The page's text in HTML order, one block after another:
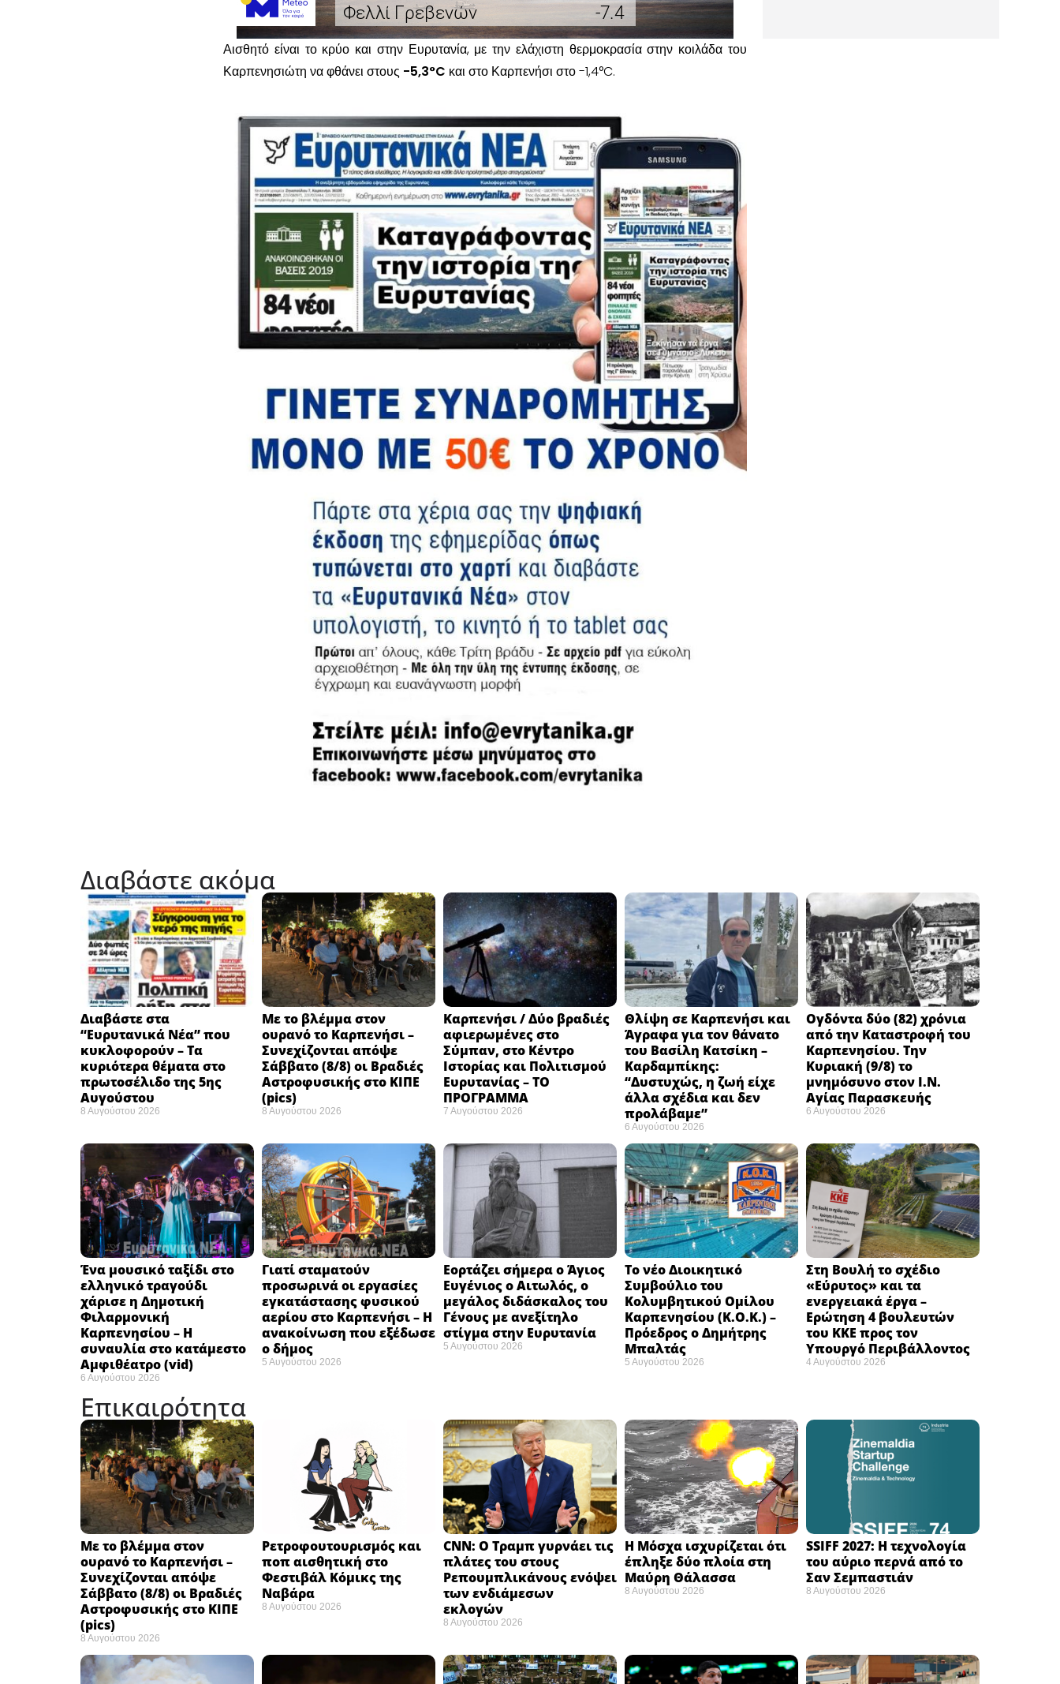
Αισθητό είναι το κρύο και στην Ευρυτανία, με την ελάχιστη θερμοκρασία στην κοιλάδα του
Καρπενησιώτη να φθάνει στους -5,3°C και στο Καρπενήσι στο -1,4°C.
Διαβάστε ακόμα
Διαβάστε στα
“Ευρυτανικά Νέα” που
κυκλοφορούν – Τα
κυριότερα θέματα στο
πρωτοσέλιδο της 5ης
Αυγούστου
8 Αυγούστου 2026
Με το βλέμμα στον
ουρανό το Καρπενήσι –
Συνεχίζονται απόψε
Σάββατο (8/8) οι Βραδιές
Αστροφυσικής στο ΚΙΠΕ
(pics)
8 Αυγούστου 2026
Καρπενήσι / Δύο βραδιές
αφιερωμένες στο
Σύμπαν, στο Κέντρο
Ιστορίας και Πολιτισμού
Ευρυτανίας – ΤΟ
ΠΡΟΓΡΑΜΜΑ
7 Αυγούστου 2026
Θλίψη σε Καρπενήσι και
Άγραφα για τον θάνατο
του Βασίλη Κατσίκη –
Καρδαμπίκης:
“Δυστυχώς, η ζωή είχε
άλλα σχέδια και δεν
προλάβαμε”
6 Αυγούστου 2026
Ογδόντα δύο (82) χρόνια
από την Καταστροφή του
Καρπενησίου. Την
Κυριακή (9/8) το
μνημόσυνο στον Ι.Ν.
Αγίας Παρασκευής
6 Αυγούστου 2026
Ένα μουσικό ταξίδι στο
ελληνικό τραγούδι
χάρισε η Δημοτική
Φιλαρμονική
Καρπενησίου – Η
συναυλία στο κατάμεστο
Αμφιθέατρο (vid)
6 Αυγούστου 2026
Γιατί σταματούν
προσωρινά οι εργασίες
εγκατάστασης φυσικού
αερίου στο Καρπενήσι – Η
ανακοίνωση που εξέδωσε
ο δήμος
5 Αυγούστου 2026
Εορτάζει σήμερα ο Άγιος
Ευγένιος ο Αιτωλός, ο
μεγάλος διδάσκαλος του
Γένους με ανεξίτηλο
στίγμα στην Ευρυτανία
5 Αυγούστου 2026
Το νέο Διοικητικό
Συμβούλιο του
Κολυμβητικού Ομίλου
Καρπενησίου (Κ.Ο.Κ.) –
Πρόεδρος ο Δημήτρης
Μπαλτάς
5 Αυγούστου 2026
Στη Βουλή το σχέδιο
«Εύρυτος» και τα
ενεργειακά έργα –
Ερώτηση 4 βουλευτών
του ΚΚΕ προς τον
Υπουργό Περιβάλλοντος
4 Αυγούστου 2026
Επικαιρότητα
Με το βλέμμα στον
ουρανό το Καρπενήσι –
Συνεχίζονται απόψε
Σάββατο (8/8) οι Βραδιές
Αστροφυσικής στο ΚΙΠΕ
(pics)
8 Αυγούστου 2026
Ρετροφουτουρισμός και
ποπ αισθητική στο
Φεστιβάλ Κόμικς της
Ναβάρα ​
8 Αυγούστου 2026
CNN: Ο Τραμπ γυρνάει τις
πλάτες του στους
Ρεπουμπλικάνους ενόψει
των ενδιάμεσων
εκλογών ​
8 Αυγούστου 2026
Η Μόσχα ισχυρίζεται ότι
έπληξε δύο πλοία στη
Μαύρη Θάλασσα ​
8 Αυγούστου 2026
SSIFF 2027: Η τεχνολογία
του αύριο περνά από το
Σαν Σεμπαστιάν ​
8 Αυγούστου 2026